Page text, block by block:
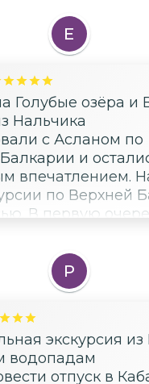
душу и
и
спасибо
путевые советы,
осетинские
приятную
Е
Голубые озёра
Нальчика
с Асланом по
и
впечатлением.
по Верхней
В первую
не
Но поездка не
эрудированный и
приятный в
историю,
Р
экскурсия из
водопадам
отпуск в